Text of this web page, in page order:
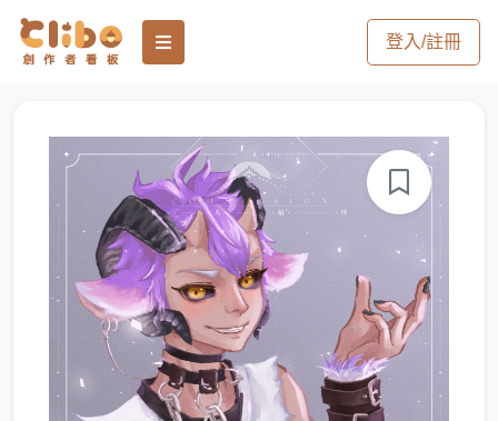
登入/註冊